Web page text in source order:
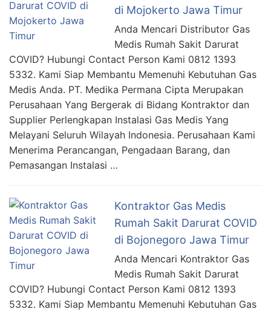
di Mojokerto Jawa Timur
Anda Mencari Distributor Gas
Medis Rumah Sakit Darurat
COVID? Hubungi Contact Person Kami 0812 1393
5332. Kami Siap Membantu Memenuhi Kebutuhan Gas
Medis Anda. PT. Medika Permana Cipta Merupakan
Perusahaan Yang Bergerak di Bidang Kontraktor dan
Supplier Perlengkapan Instalasi Gas Medis Yang
Melayani Seluruh Wilayah Indonesia. Perusahaan Kami
Menerima Perancangan, Pengadaan Barang, dan
Pemasangan Instalasi …
Kontraktor Gas Medis
Rumah Sakit Darurat COVID
di Bojonegoro Jawa Timur
Anda Mencari Kontraktor Gas
Medis Rumah Sakit Darurat
COVID? Hubungi Contact Person Kami 0812 1393
5332. Kami Siap Membantu Memenuhi Kebutuhan Gas